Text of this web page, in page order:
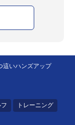
這いハンズアップ
トレーニング